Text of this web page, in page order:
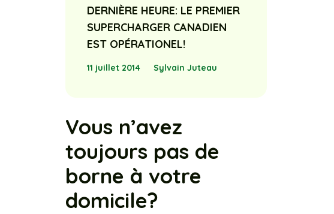
DERNIÈRE HEURE: LE PREMIER
SUPERCHARGER CANADIEN
EST OPÉRATIONEL!
11 juillet 2014 Sylvain Juteau
Vous n’avez
toujours pas de
borne à votre
domicile?